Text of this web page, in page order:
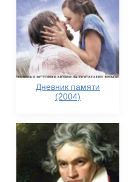
Дневник памяти
(2004)